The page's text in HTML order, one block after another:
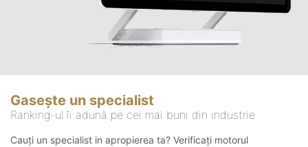
Gasește un specialist
Ranking-ul îi adună pe cei mai buni din industrie
Cauți un specialist in apropierea ta? Verificați motorul